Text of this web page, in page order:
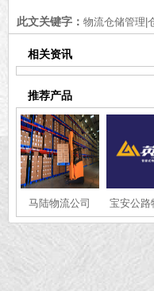
此文关键字： 物流仓储管理|
相关资讯
推荐产品
马陆物流公司
宝安公路
司